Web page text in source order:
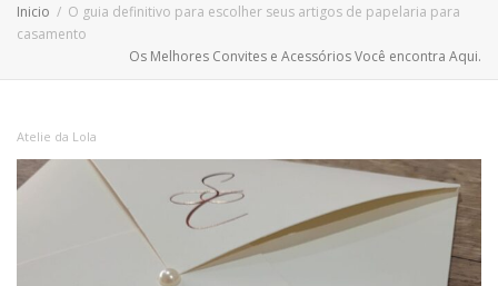
Inicio
O guia definitivo para escolher seus artigos de papelaria para
casamento
Os Melhores Convites e Acessórios Você encontra Aqui.
Atelie da Lola